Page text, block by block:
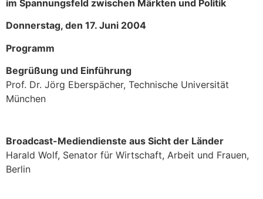
im Spannungsfeld zwischen Märkten und Politik
Donnerstag, den 17. Juni 2004
Programm
Begrüßung und Einführung
Prof. Dr. Jörg Eberspächer, Technische Universität
München
Broadcast-Mediendienste aus Sicht der Länder
Harald Wolf, Senator für Wirtschaft, Arbeit und Frauen,
Berlin